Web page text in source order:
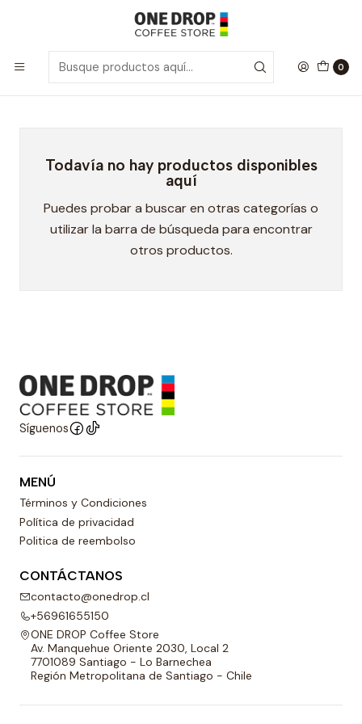
0
Inicio Proteinas
Proteinas
Todavía no hay productos disponibles
aquí
Puedes probar a buscar en otras categorías o
utilizar la barra de búsqueda para encontrar
otros productos.
Síguenos
MENÚ
Términos y Condiciones
Política de privacidad
Politica de reembolso
CONTÁCTANOS
contacto@onedrop.cl
+56961655150
ONE DROP Coffee Store
Av. Manquehue Oriente 2030, Local 2
7701089 Santiago - Lo Barnechea
Región Metropolitana de Santiago - Chile